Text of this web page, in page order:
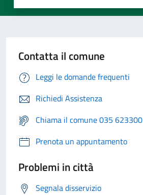
Contatta il comune
Leggi le domande frequenti
Richiedi Assistenza
Chiama il comune 035 623300
Prenota un appuntamento
Problemi in città
Segnala disservizio